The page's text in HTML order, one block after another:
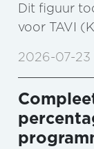
Dit figuur
voor TAVI
2026-07-23